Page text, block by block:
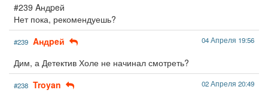
#239 Aндpeй
Нет пока, рекомендуешь?
#239 Aндpeй 04 Апреля 19:56
Дим, а Детектив Холе не начинал смотреть?
#238 Troyan 02 Апреля 20:49